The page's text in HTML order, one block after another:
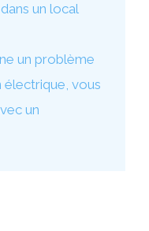
un local
un problème
électrique, vous
un